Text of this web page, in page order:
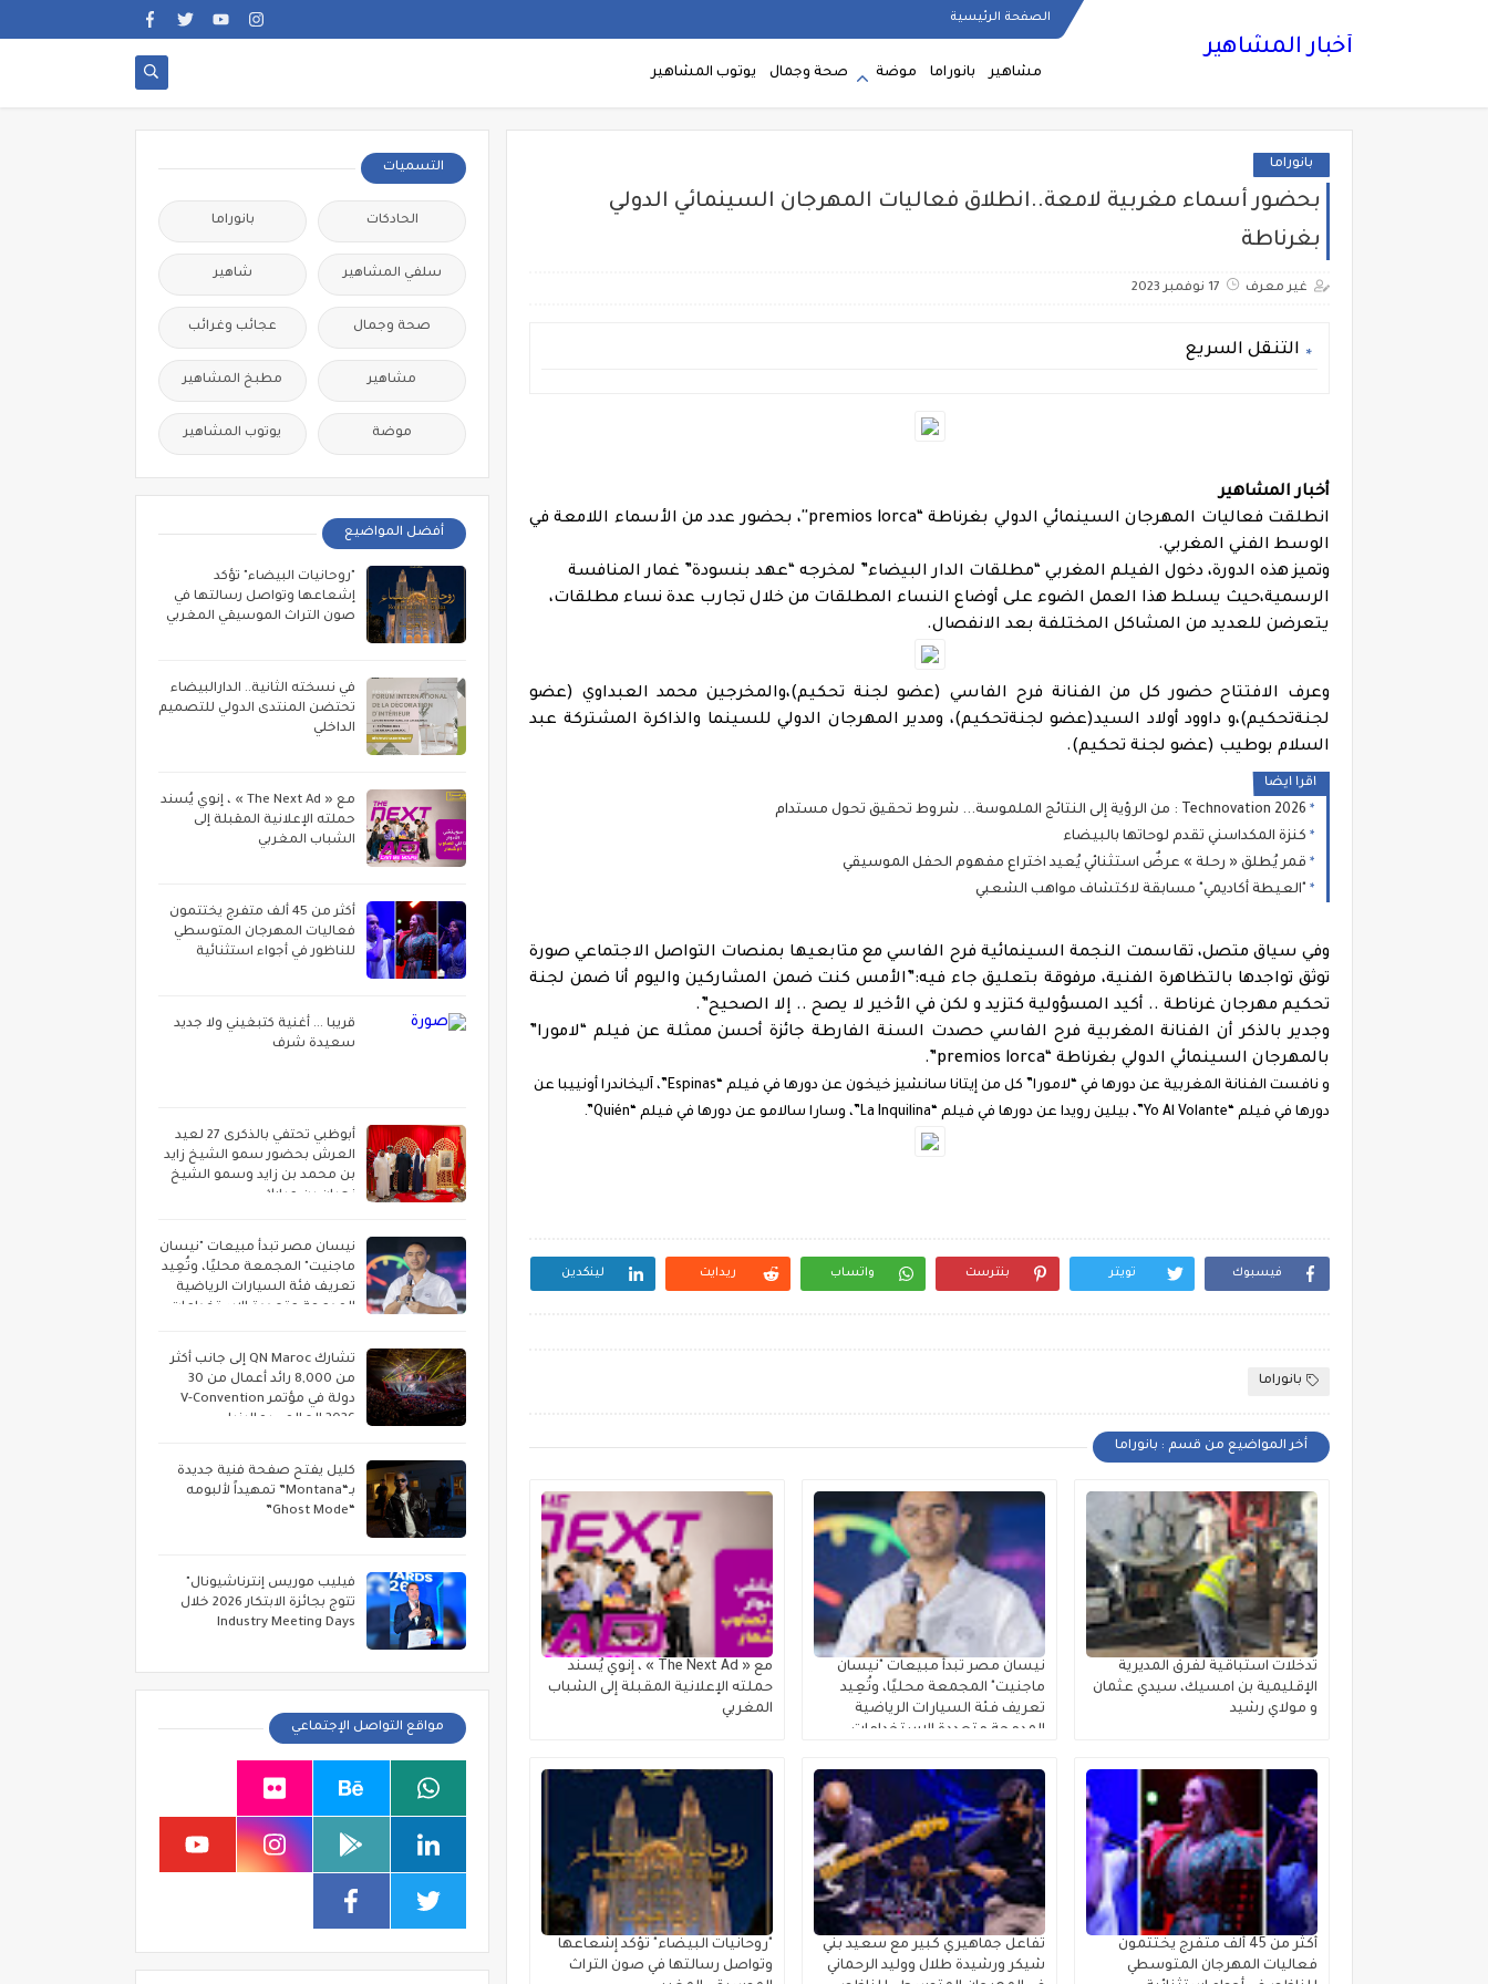
الصفحة الرئيسية
أخبار المشاهير
مشاهير بانوراما موضة صحة وجمال يوتوب المشاهير
بانوراما
بحضور أسماء مغربية لامعة..انطلاق فعاليات المهرجان السينمائي الدولي
بغرناطة
غير معرف 17 نوفمبر 2023
التنقل السريع
أخبار المشاهير
انطلقت فعاليات المهرجان السينمائي الدولي بغرناطة “premios lorca''، بحضور عدد من الأسماء اللامعة في
الوسط الفني المغربي.
وتميز هذه الدورة، دخول الفيلم المغربي “مطلقات الدار البيضاء” لمخرجه “عهد بنسودة” غمار المنافسة
الرسمية،حيث يسلط هذا العمل الضوء على أوضاع النساء المطلقات من خلال تجارب عدة نساء مطلقات،
يتعرضن للعديد من المشاكل المختلفة بعد الانفصال.
وعرف الافتتاح حضور كل من الفنانة فرح الفاسي (عضو لجنة تحكيم)،والمخرجين محمد العبداوي (عضو
لجنةتحكيم)،و داوود أولاد السيد(عضو لجنةتحكيم)، ومدير المهرجان الدولي للسينما والذاكرة المشتركة عبد
السلام بوطيب (عضو لجنة تحكيم).
اقرا ايضا
Technovation 2026 : من الرؤية إلى النتائج الملموسة... شروط تحقيق تحول مستدام
كنزة المكداسني تقدم لوحاتها بالبيضاء
قمر يُطلق « رحلة » عرضٌ استثنائي يُعيد اختراع مفهوم الحفل الموسيقي
"العيطة أكاديمي" مسابقة لاكتشاف مواهب الشعبي
وفي سياق متصل، تقاسمت النجمة السينمائية فرح الفاسي مع متابعيها بمنصات التواصل الاجتماعي صورة
توثق تواجدها بالتظاهرة الفنية، مرفوقة بتعليق جاء فيه:”الأمس كنت ضمن المشاركين واليوم أنا ضمن لجنة
تحكيم مهرجان غرناطة .. أكيد المسؤولية كتزيد و لكن في الأخير لا يصح .. إلا الصحيح”.
وجدير بالذكر أن الفنانة المغربية فرح الفاسي حصدت السنة الفارطة جائزة أحسن ممثلة عن فيلم “لامورا”
بالمهرجان السينمائي الدولي بغرناطة “premios lorca”.
و نافست الفنانة المغربية عن دورها في “لامورا” كل من إيتانا سانشيز خيخون عن دورها في فيلم “Espinas”، آليخاندرا أونييبا عن
دورها في فيلم “Yo Al Volante”، بيلين رويدا عن دورها في فيلم “La Inquilina”، وسارا سالامو عن دورها في فيلم “Quién”.
فيسبوك تويتر بنترست واتساب ريدايت لينكدين
بانوراما
أخر المواضيع من قسم : بانوراما
تدخلات استباقية لفرق المديرية
الإقليمية بن امسيك، سيدي عثمان
و مولاي رشيد
نيسان مصر تبدأ مبيعات "نيسان
ماجنيت" المجمعة محليًا، وتُعِيد
تعريف فئة السيارات الرياضية
المدمجة متعددة الاستخدامات
مع « The Next Ad » ، إنوي يُسند
حملته الإعلانية المقبلة إلى الشباب
المغربي
أكثر من 45 ألف متفرج يختتمون
فعاليات المهرجان المتوسطي
تفاعل جماهيري كبير مع سعيد بني
شيكر ورشيدة طلال ووليد الرحماني
"روحانيات البيضاء" تؤكد إشعاعها
وتواصل رسالتها في صون التراث
التسميات
الحادكات بانوراما
سلفي المشاهير شاهير
صحة وجمال عجائب وغرائب
مشاهير مطبخ المشاهير
موضة يوتوب المشاهير
أفضل المواضيع
"روحانيات البيضاء" تؤكد
إشعاعها وتواصل رسالتها في
صون التراث الموسيقي المغربي
في نسخته الثانية.. الدارالبيضاء
تحتضن المنتدى الدولي للتصميم
الداخلي
مع « The Next Ad » ، إنوي يُسند
حملته الإعلانية المقبلة إلى
الشباب المغربي
أكثر من 45 ألف متفرج يختتمون
فعاليات المهرجان المتوسطي
للناظور في أجواء استثنائية
قريبا ... أغنية كتبغيني ولا جديد
سعيدة شرف
أبوظبي تحتفي بالذكرى 27 لعيد
العرش بحضور سمو الشيخ زايد
بن محمد بن زايد وسمو الشيخ
نهيان بن مبارك
نيسان مصر تبدأ مبيعات "نيسان
ماجنيت" المجمعة محليًا، وتُعِيد
تعريف فئة السيارات الرياضية
المدمجة متعددة الاستخدامات
تشارك QN Maroc إلى جانب أكثر
من 8,000 رائد أعمال من 30
دولة في مؤتمر V-Convention
2026 العالمي بماليزيا
كليل يفتح صفحة فنية جديدة
بـ“Montana” تمهيداً لألبومه
“Ghost Mode”
فيليب موريس إنترناشيونال"
تتوج بجائزة الابتكار 2026 خلال
Industry Meeting Days
مواقع التواصل الإجتماعي